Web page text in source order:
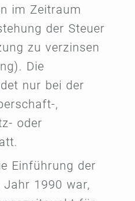
im Zeitraum
der Steuer
zu verzinsen
Die
nur bei der
,
oder
Einführung der
1990 war,